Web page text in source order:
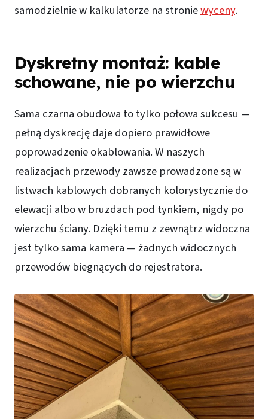
samodzielnie w kalkulatorze na stroniewyceny.
Dyskretny montaż: kable
schowane, nie po wierzchu
Sama czarna obudowa to tylko połowa sukcesu —
pełną dyskrecję daje dopiero prawidłowe
poprowadzenie okablowania. W naszych
realizacjach przewody zawsze prowadzone są w
listwach kablowych dobranych kolorystycznie do
elewacji albo w bruzdach pod tynkiem, nigdy po
wierzchu ściany. Dzięki temu z zewnątrz widoczna
jest tylko sama kamera — żadnych widocznych
przewodów biegnących do rejestratora.